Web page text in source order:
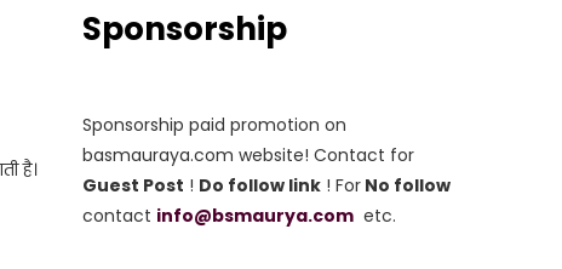
है।
Sponsorship
Sponsorship paid promotion on
basmauraya.com website! Contact for
Guest Post ! Do follow link ! For No follow
contact info@bsmaurya.com etc.